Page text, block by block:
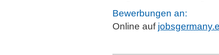
Bewerbungen an:
Online auf